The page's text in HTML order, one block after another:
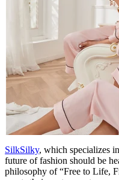
SilkSilky, which specializes
future of fashion should be
philosophy of “Free to Life,